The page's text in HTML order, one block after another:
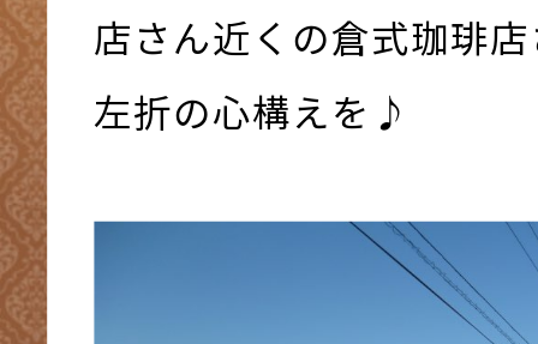
店さん近くの倉式珈琲
左折の心構えを♪